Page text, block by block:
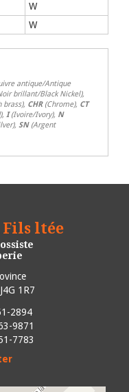
W
W
antique/Antique
brillant/Black Nickel),
CHR(Chrome), CT
I (Ivoire/Ivory), N
SN(Argent
Fils ltée
J4G 1R7
2894
9871
7783